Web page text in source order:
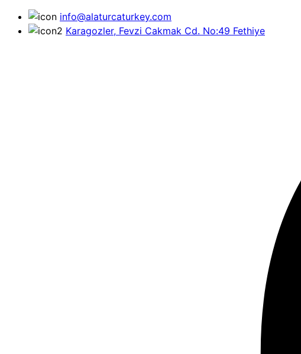
info@alaturcaturkey.com
Karagozler, Fevzi Cakmak Cd. No:49 Fethiye